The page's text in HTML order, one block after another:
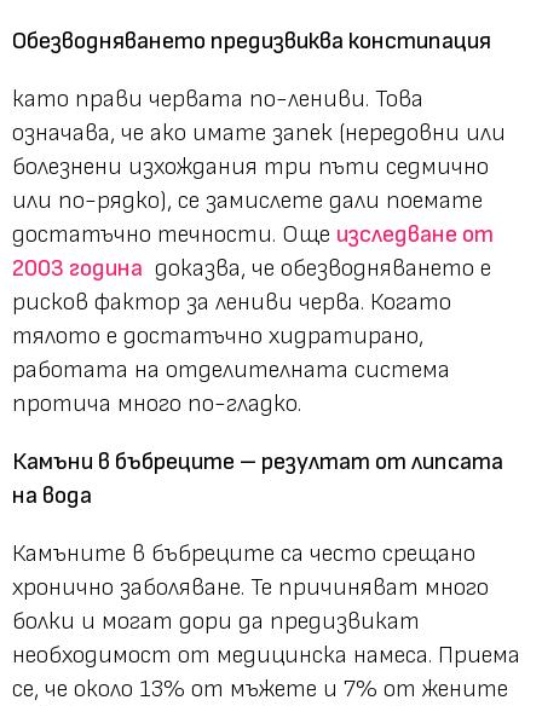
Обезводняването предизвиква констипация
като прави червата по-лениви. Това
означава, че ако имате запек (нередовни или
болезнени изхождания три пъти седмично
или по-рядко), се замислете дали поемате
достатъчно течности. Още изследване от
2003 година доказва, че обезводняването е
рисков фактор за лениви черва. Когато
тялото е достатъчно хидратирано,
работата на отделителната система
протича много по-гладко.
Камъни в бъбреците – резултат от липсата
на вода
Камъните в бъбреците са често срещано
хронично заболяване. Те причиняват много
болки и могат дори да предизвикат
необходимост от медицинска намеса. Приема
се, че около 13% от мъжете и 7% от жените